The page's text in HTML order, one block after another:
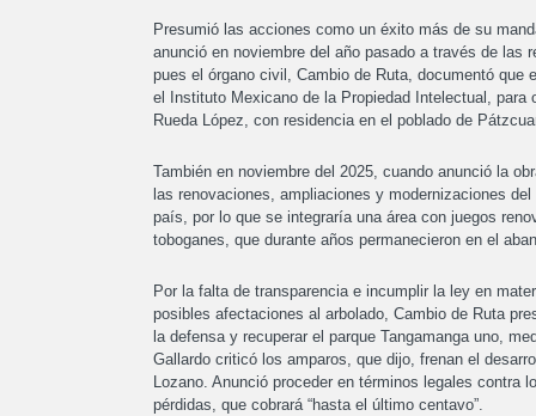
Presumió las acciones como un éxito más de su
anunció en noviembre del año pasado a través de
pues el órgano civil, Cambio de Ruta, documentó
el Instituto Mexicano de la Propiedad Intelectual,
Rueda López, con residencia en el poblado de
También en noviembre del 2025, cuando anunció la
las renovaciones, ampliaciones y modernizaciones
país, por lo que se integraría una área con juegos
toboganes, que durante años permanecieron en el
Por la falta de transparencia e incumplir la ley en
posibles afectaciones al arbolado, Cambio de Ruta
la defensa y recuperar el parque Tangamanga uno,
Gallardo criticó los amparos, que dijo, frenan el
Lozano. Anunció proceder en términos legales
pérdidas, que cobrará “hasta el último centavo”.